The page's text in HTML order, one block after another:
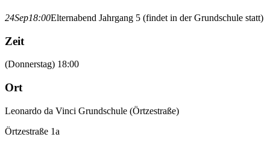
24Sep18:00Elternabend Jahrgang 5 (findet in der Grundschule statt)
Zeit
(Donnerstag) 18:00
Ort
Leonardo da Vinci Grundschule (Örtzestraße)
Örtzestraße 1a